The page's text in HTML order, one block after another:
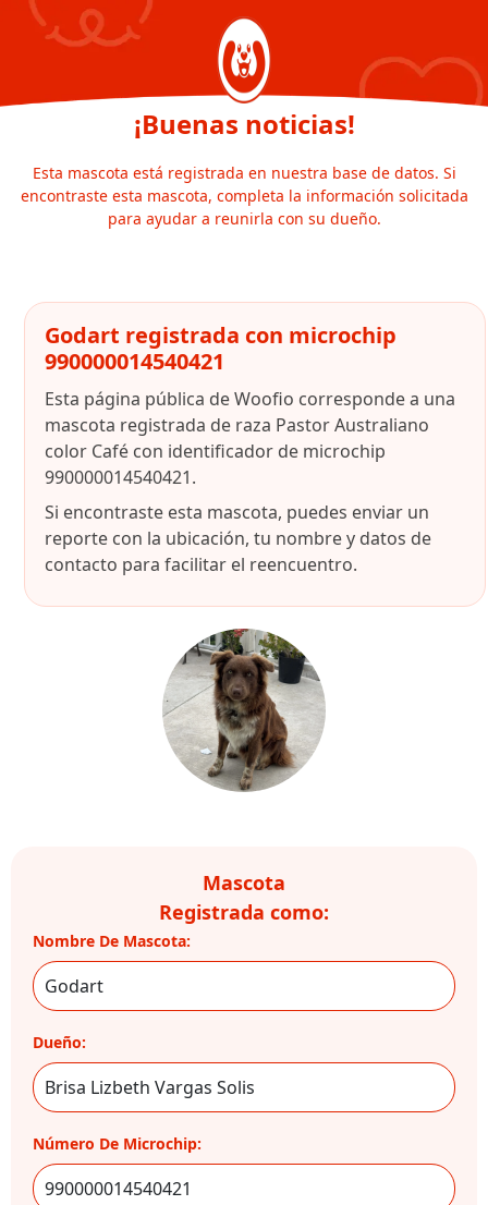
¡Buenas noticias!
Esta mascota está registrada en nuestra base de datos. Si
encontraste esta mascota, completa la información solicitada
para ayudar a reunirla con su dueño.
Godart registrada con microchip
990000014540421
Esta página pública de Woofio corresponde a una
mascota registrada de raza Pastor Australiano
color Café con identificador de microchip
990000014540421.
Si encontraste esta mascota, puedes enviar un
reporte con la ubicación, tu nombre y datos de
contacto para facilitar el reencuentro.
Mascota
Registrada como:
Nombre De Mascota:
Dueño:
Número De Microchip: